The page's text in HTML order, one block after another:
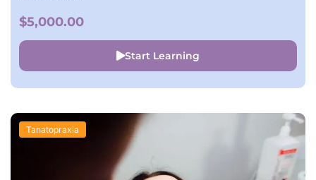
$5,000.00
Start Learning
Tanatopraxia